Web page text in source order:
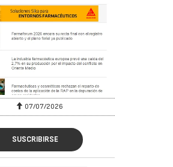
07/07/2026
SUSCRIBIRSE